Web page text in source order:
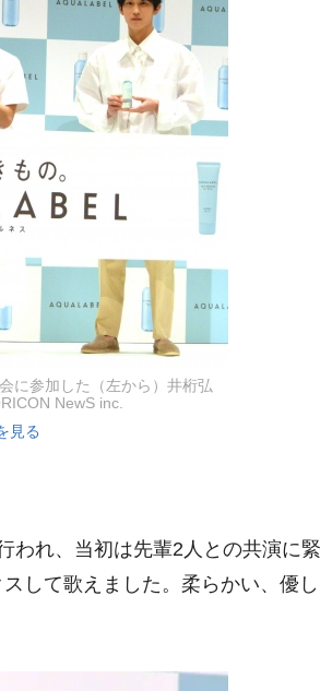
に参加した（左から）井桁弘
NewS inc.
見る
れ、当初は先輩2人との共演に緊
して歌えました。柔らかい、優し